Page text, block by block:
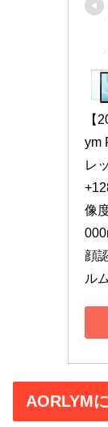
【
ym
レ
像
顔
ル
AORLYM